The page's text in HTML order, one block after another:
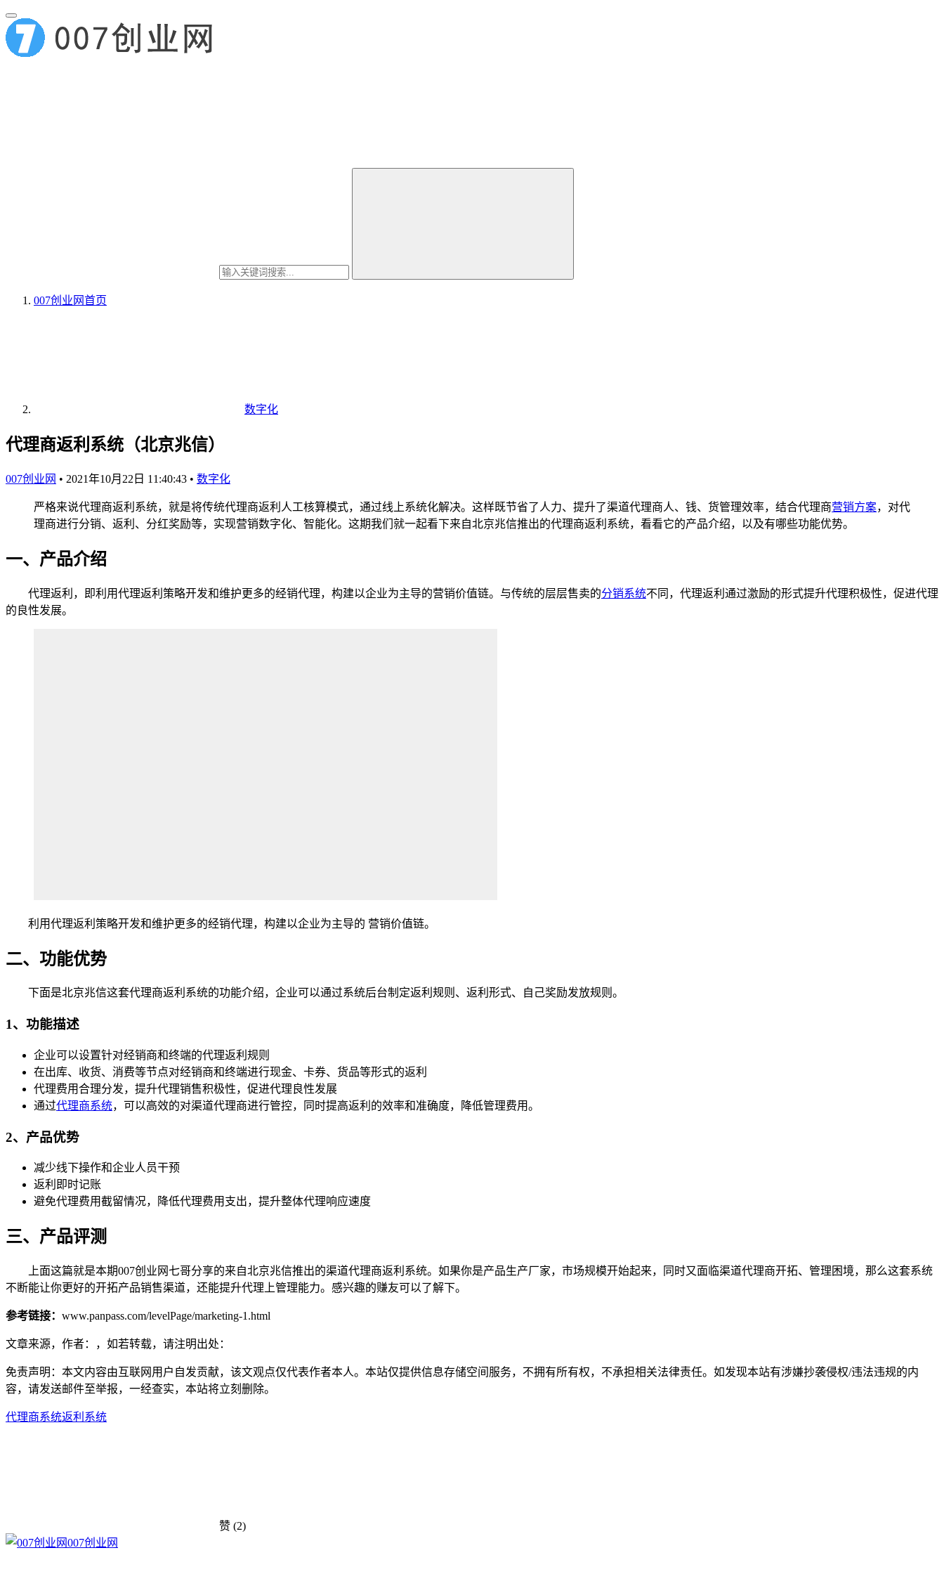
007创业网首页
数字化
代理商返利系统（北京兆信）
007创业网 • 2021年10月22日 11:40:43 • 数字化
严格来说代理商返利系统，就是将传统代理商返利人工核算模式，通过线上系统化解决。这样既节省了人力、提升了渠道代理商人、钱、货管理效率，结合代理商营销方案，对代
理商进行分销、返利、分红奖励等，实现营销数字化、智能化。这期我们就一起看下来自北京兆信推出的代理商返利系统，看看它的产品介绍，以及有哪些功能优势。
一、产品介绍
代理返利，即利用代理返利策略开发和维护更多的经销代理，构建以企业为主导的营销价值链。与传统的层层售卖的分销系统不同，代理返利通过激励的形式提升代理积极性，促进代理
的良性发展。
利用代理返利策略开发和维护更多的经销代理，构建以企业为主导的 营销价值链。
二、功能优势
下面是北京兆信这套代理商返利系统的功能介绍，企业可以通过系统后台制定返利规则、返利形式、自己奖励发放规则。
1、功能描述
企业可以设置针对经销商和终端的代理返利规则
在出库、收货、消费等节点对经销商和终端进行现金、卡券、货品等形式的返利
代理费用合理分发，提升代理销售积极性，促进代理良性发展
通过代理商系统，可以高效的对渠道代理商进行管控，同时提高返利的效率和准确度，降低管理费用。
2、产品优势
减少线下操作和企业人员干预
返利即时记账
避免代理费用截留情况，降低代理费用支出，提升整体代理响应速度
三、产品评测
上面这篇就是本期007创业网七哥分享的来自北京兆信推出的渠道代理商返利系统。如果你是产品生产厂家，市场规模开始起来，同时又面临渠道代理商开拓、管理困境，那么这套系统
不断能让你更好的开拓产品销售渠道，还能提升代理上管理能力。感兴趣的赚友可以了解下。
参考链接： www.panpass.com/levelPage/marketing-1.html
文章来源，作者：，如若转载，请注明出处：
免责声明：本文内容由互联网用户自发贡献，该文观点仅代表作者本人。本站仅提供信息存储空间服务，不拥有所有权，不承担相关法律责任。如发现本站有涉嫌抄袭侵权/违法违规的内
容，请发送邮件至举报，一经查实，本站将立刻删除。
代理商系统返利系统
赞 (2)
007创业网